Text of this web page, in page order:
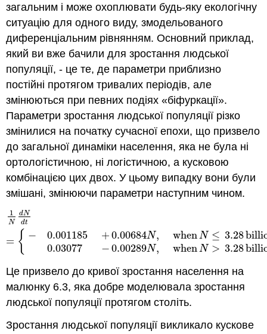
загальним і може охоплювати будь-яку екологічну
ситуацію для одного виду, змодельованого
диференціальним рівнянням. Основний приклад,
який ви вже бачили для зростання людської
популяції, - це те, де параметри приблизно
постійні протягом тривалих періодів, але
змінюються при певних подіях «біфуркації».
Параметри зростання людської популяції різко
змінилися на початку сучасної епохи, що призвело
до загальної динаміки населення, яка не була ні
ортологістичною, ні логістичною, а кусковою
комбінацією цих двох. У цьому випадку вони були
змішані, змінюючи параметри наступним чином.
1
N
dN
dt
= { −
0.001185
0.03077
+0.00684N,
−0.00289N,
when N ≤ 3.28
when N > 3.28
1NdN
Це призвело до кривої зростання населення на
малюнку 6.3, яка добре моделювала зростання
людської популяції протягом століть.
Зростання людської популяції викликало кускове